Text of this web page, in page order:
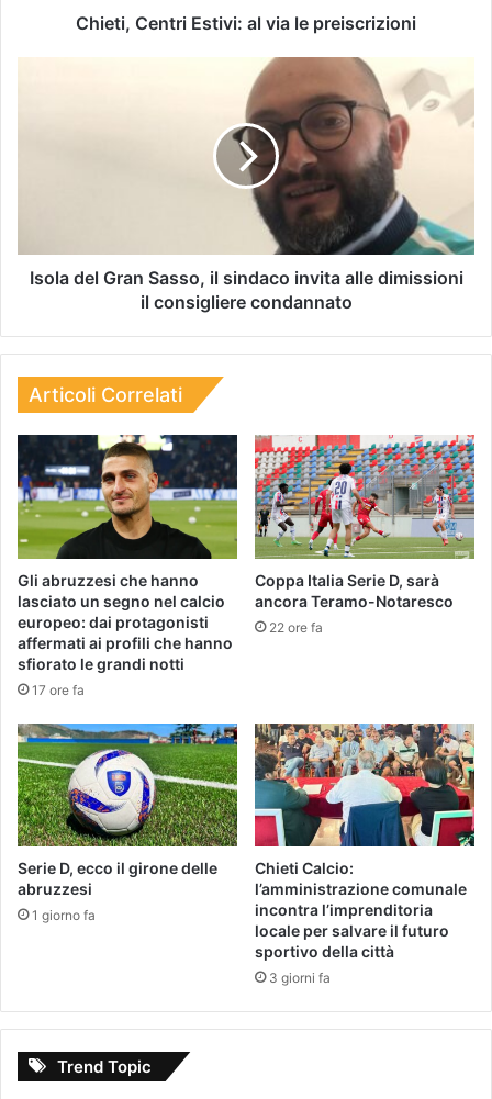
Chieti, Centri Estivi: al via le preiscrizioni
Isola del Gran Sasso, il sindaco invita alle dimissioni
il consigliere condannato
Articoli Correlati
Gli abruzzesi che hanno
lasciato un segno nel calcio
europeo: dai protagonisti
affermati ai profili che hanno
sfiorato le grandi notti
17 ore fa
Coppa Italia Serie D, sarà
ancora Teramo-Notaresco
22 ore fa
Serie D, ecco il girone delle
abruzzesi
1 giorno fa
Chieti Calcio:
l’amministrazione comunale
incontra l’imprenditoria
locale per salvare il futuro
sportivo della città
3 giorni fa
Trend Topic